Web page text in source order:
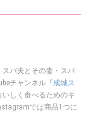
パ夫とその妻・スパ
チャンネル『成城ス
しく食べるためのキ
では商品1つに